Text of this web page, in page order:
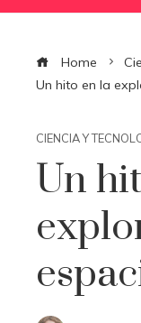
Home
Un hito en la
CIENCIA Y
Un